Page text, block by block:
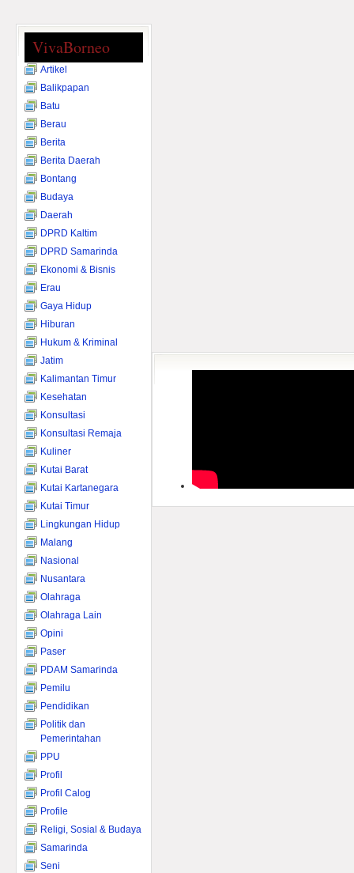
VivaBorneo
Artikel
Balikpapan
Batu
Berau
Berita
Berita Daerah
Bontang
Budaya
Daerah
DPRD Kaltim
DPRD Samarinda
Ekonomi & Bisnis
Erau
Gaya Hidup
Hiburan
Hukum & Kriminal
Jatim
Kalimantan Timur
Kesehatan
Konsultasi
Konsultasi Remaja
Kuliner
Kutai Barat
Kutai Kartanegara
Kutai Timur
Lingkungan Hidup
Malang
Nasional
Nusantara
Olahraga
Olahraga Lain
Opini
Paser
PDAM Samarinda
Pemilu
Pendidikan
Politik dan
Pemerintahan
PPU
Profil
Profil Calog
Profile
Religi, Sosial & Budaya
Samarinda
Seni